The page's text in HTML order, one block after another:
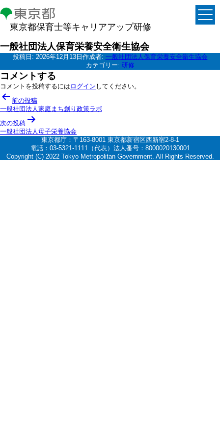
東京都保育士等キャリアアップ研修
一般社団法人保育栄養安全衛生協会
投稿日: 2026年12月13日 作成者: 一般社団法人保育栄養安全衛生協会
カテゴリー: 研修
コメントする
コメントを投稿するには ログイン してください。
投
稿
ナ
ビ
ー
前の投稿
一般社団法人家庭まち創り政策ラボ
次の投稿
一般社団法人母子栄養協会
東京都庁：〒163-8001 東京都新宿区西新宿2-8-1
電話：03-5321-1111（代表）法人番号：8000020130001
Copyright (C) 2022 Tokyo Metropolitan Government. All Rights Reserved.